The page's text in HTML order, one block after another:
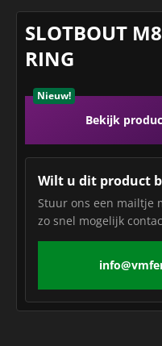
SLOTBOUT
RING
Bekijk
Nieuw!
Wilt u dit product
Stuur ons een mailtje
zo snel mogelijk